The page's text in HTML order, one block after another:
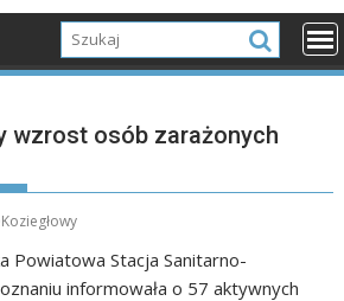
wzrost osób zarażonych
Powiatowa Stacja Sanitarno-
informowała o 57 aktywnych